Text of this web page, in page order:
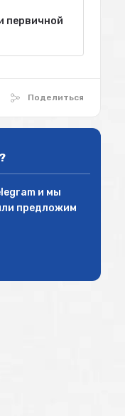
Поделиться
первичной
и мы
предложим